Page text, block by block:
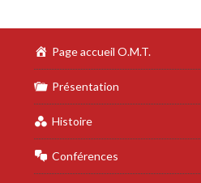
Page accueil O.M.T.
Présentation
Histoire
Conférences